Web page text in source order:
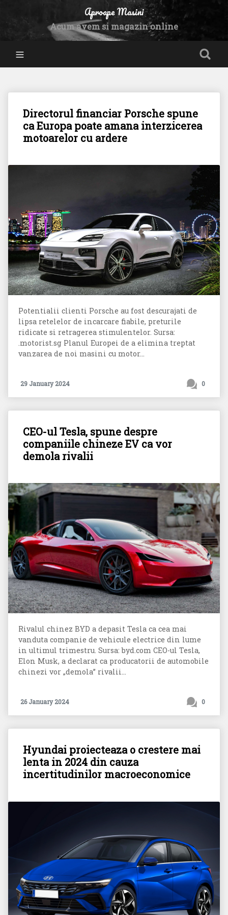
Aproape Masini
Acum avem si magazin online
Directorul financiar Porsche spune
ca Europa poate amana interzicerea
motoarelor cu ardere
Potentialii clienti Porsche au fost descurajati de
lipsa retelelor de incarcare fiabile, preturile
ridicate si retragerea stimulentelor. Sursa:
.motorist.sg Planul Europei de a elimina treptat
vanzarea de noi masini cu motor...
29 January 2024 0
CEO-ul Tesla, spune despre
companiile chineze EV ca vor
demola rivalii
Rivalul chinez BYD a depasit Tesla ca cea mai
vanduta companie de vehicule electrice din lume
in ultimul trimestru. Sursa: byd.com CEO-ul Tesla,
Elon Musk, a declarat ca producatorii de automobile
chinezi vor „demola” rivalii...
26 January 2024 0
Hyundai proiecteaza o crestere mai
lenta in 2024 din cauza
incertitudinilor macroeconomice